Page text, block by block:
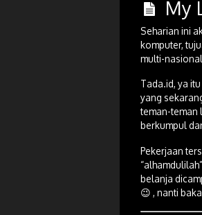
My
Seharian ini
komputer,
multi-
Tada.id, ya
yang
teman-teman
berkumpul
Pekerjaan
belanja
😉 , nanti